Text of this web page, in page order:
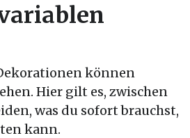
können
Hier gilt es, zwischen
was du sofort brauchst,
kann.